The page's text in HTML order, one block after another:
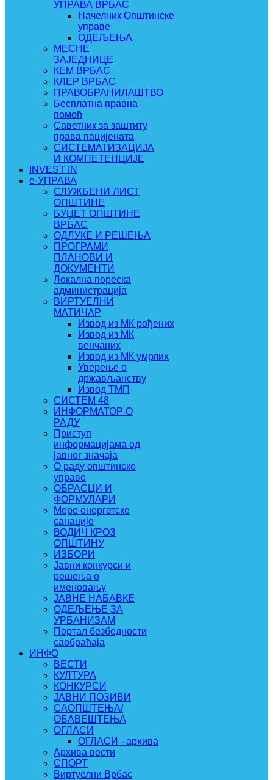
УПРАВА ВРБАС
Начелник Општинске
управе
ОДЕЉЕЊА
МЕСНЕ
ЗАЈЕДНИЦЕ
КЕМ ВРБАС
КЛЕР ВРБАС
ПРАВОБРАНИЛАШТВО
Бесплатна правна
помоћ
Саветник за заштиту
права пацијената
СИСТЕМАТИЗАЦИЈА
И КОМПЕТЕНЦИЈЕ
INVEST IN
e-УПРАВА
СЛУЖБЕНИ ЛИСТ
ОПШТИНЕ
БУЏЕТ ОПШТИНЕ
ВРБАС
ОДЛУКЕ И РЕШЕЊА
ПРОГРАМИ,
ПЛАНОВИ И
ДОКУМЕНТИ
Локална пореска
администрација
ВИРТУЕЛНИ
МАТИЧАР
Извод из МК рођених
Извод из МК
венчаних
Извод из МК умрлих
Уверење о
држављанству
Извод ТМП
СИСТЕМ 48
ИНФОРМАТОР О
РАДУ
Приступ
информацијама од
јавног значаја
О раду општинске
управе
ОБРАСЦИ И
ФОРМУЛАРИ
Мере енергетске
санације
ВОДИЧ КРОЗ
ОПШТИНУ
ИЗБОРИ
Јавни конкурси и
решења о
именовању
ЈАВНЕ НАБАВКЕ
ОДЕЉЕЊЕ ЗА
УРБАНИЗАМ
Портал безбедности
саобраћаја
ИНФО
ВЕСТИ
КУЛТУРА
КОНКУРСИ
ЈАВНИ ПОЗИВИ
САОПШТЕЊА/
ОБАВЕШТЕЊА
ОГЛАСИ
ОГЛАСИ - архива
Архива вести
СПОРТ
Виртуелни Врбас